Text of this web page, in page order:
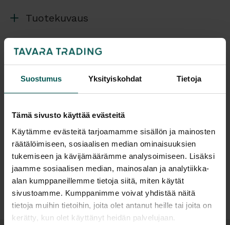
Suostumus Yksityiskohdat Tietoja
Tämä sivusto käyttää evästeitä
Käytämme evästeitä tarjoamamme sisällön ja mainosten
räätälöimiseen, sosiaalisen median ominaisuuksien
tukemiseen ja kävijämäärämme analysoimiseen. Lisäksi
jaamme sosiaalisen median, mainosalan ja analytiikka-
alan kumppaneillemme tietoja siitä, miten käytät
sivustoamme. Kumppanimme voivat yhdistää näitä
tietoja muihin tietoihin, joita olet antanut heille tai joita on
kerätty, kun olet käyttänyt heidän palvelujaan.
Tuotekuvaus
Pöytälevy matalapainelaminaattia, eri värejä
saatavissa (katso värimallit lisäkuvasta), ABS
reunalista kannen sävyyn, pöytälevyn paksuus 25
mm. Myös muita kansivaihtoehtoja saatavissa, kysy
lisää. Vaihtoehtoisesti voit ostaa pelkät sähköjalat
ja käyttää esim. omaa pöydän kanttasi.
Värivaihtoehdot:
Lisätiedot
Tiedostot